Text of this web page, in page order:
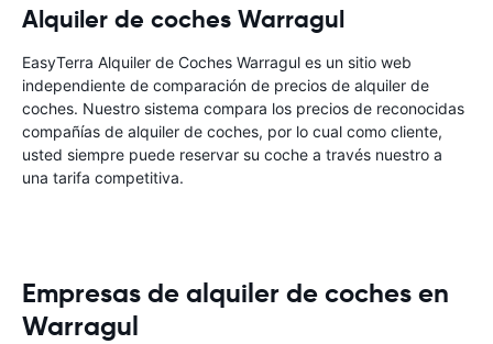
Alquiler de coches Warragul
EasyTerra Alquiler de Coches Warragul es un sitio web
independiente de comparación de precios de alquiler de
coches. Nuestro sistema compara los precios de reconocidas
compañías de alquiler de coches, por lo cual como cliente,
usted siempre puede reservar su coche a través nuestro a
una tarifa competitiva.
Empresas de alquiler de coches en
Warragul